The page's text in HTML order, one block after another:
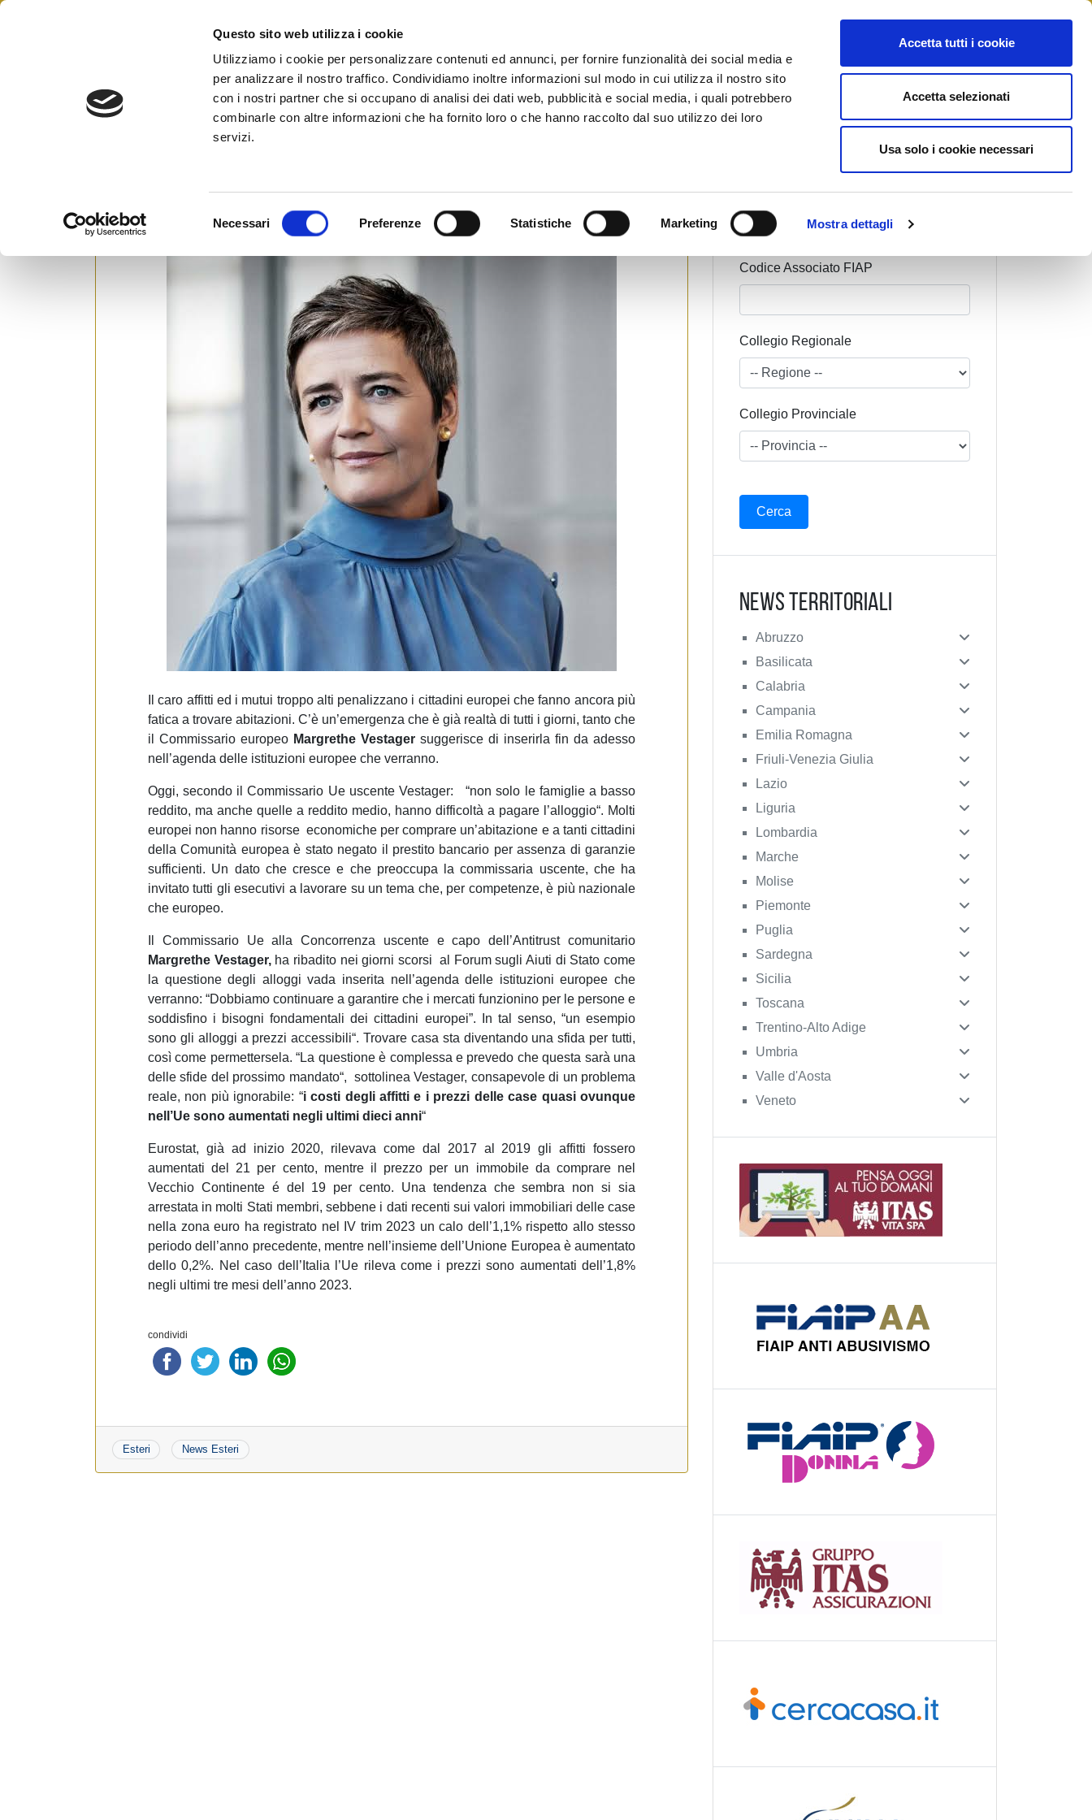
Questo sito web utilizza i cookie
Utilizziamo i cookie per personalizzare contenuti ed annunci, per fornire funzionalità dei social media e
per analizzare il nostro traffico. Condividiamo inoltre informazioni sul modo in cui utilizza il nostro sito
con i nostri partner che si occupano di analisi dei dati web, pubblicità e social media, i quali potrebbero
combinarle con altre informazioni che ha fornito loro o che hanno raccolto dal suo utilizzo dei loro
servizi.
e
Necessari Preferenze Statistiche Marketing Mostra dettagli
Accetta tutti i cookie
Accetta selezionati
Usa solo i cookie necessari
Skip
Federazione Italiana Agenti Immobiliari Professionali
Il Commissario Ue uscente Vestager: ‘L’emergenza
11 Maggio 2024byUfficio Stampa
Il caro affitti ed i mutui troppo alti penalizzano i cittadini europei che fanno ancora più
fatica a trovare abitazioni. C’è un’emergenza che è già realtà di tutti i giorni, tanto che
il Commissario europeo Margrethe Vestager suggerisce di inserirla fin da adesso
nell’agenda delle istituzioni europee che verranno.
Oggi, secondo il Commissario Ue uscente Vestager: “non solo le famiglie a basso
reddito, ma anche quelle a reddito medio, hanno difficoltà a pagare l’alloggio“. Molti
europei non hanno risorse economiche per comprare un’abitazione e a tanti cittadini
della Comunità europea è stato negato il prestito bancario per assenza di garanzie
sufficienti. Un dato che cresce e che preoccupa la commissaria uscente, che ha
invitato tutti gli esecutivi a lavorare su un tema che, per competenze, è più nazionale
che europeo.
Il Commissario Ue alla Concorrenza uscente e capo dell’Antitrust comunitario
Margrethe Vestager,ha ribadito nei giorni scorsi al Forum sugli Aiuti di Stato come
la questione degli alloggi vada inserita nell’agenda delle istituzioni europee che
verranno: “Dobbiamo continuare a garantire che i mercati funzionino per le persone e
soddisfino i bisogni fondamentali dei cittadini europei”. In tal senso, “un esempio
sono gli alloggi a prezzi accessibili“. Trovare casa sta diventando una sfida per tutti,
così come permettersela. “La questione è complessa e prevedo che questa sarà una
delle sfide del prossimo mandato“, sottolinea Vestager, consapevole di un problema
reale, non più ignorabile: “icosti degli affitti e i prezzi delle case quasi ovunque
nell’Ue sono aumentati negli ultimi dieci anni“
Eurostat, già ad inizio 2020, rilevava come dal 2017 al 2019 gli affitti fossero
aumentati del 21 per cento, mentre il prezzo per un immobile da comprare nel
Vecchio Continente é del 19 per cento. Una tendenza che sembra non si sia
arrestata in molti Stati membri, sebbene i dati recenti sui valori immobiliari delle case
nella zona euro ha registrato nel IV trim 2023 un calo dell’1,1% rispetto allo stesso
periodo dell’anno precedente, mentre nell’insieme dell’Unione Europea è aumentato
dello 0,2%. Nel caso dell’Italia l’Ue rileva come i prezzi sono aumentati dell’1,8%
negli ultimi tre mesi dell’anno 2023.
condividi
Esteri News Esteri
Cognome Associato
Nome Associato
Codice Associato FIAP
Collegio Regionale
Collegio Provinciale
News Territoriali
Abruzzo
Basilicata
Calabria
Campania
Emilia Romagna
Friuli-Venezia Giulia
Lazio
Liguria
Lombardia
Marche
Molise
Piemonte
Puglia
Sardegna
Sicilia
Toscana
Trentino-Alto Adige
Umbria
Valle d'Aosta
Veneto